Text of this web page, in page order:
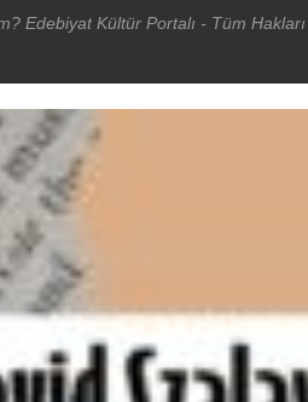
Edebiyat Kültür Portalı - Tüm Hakları